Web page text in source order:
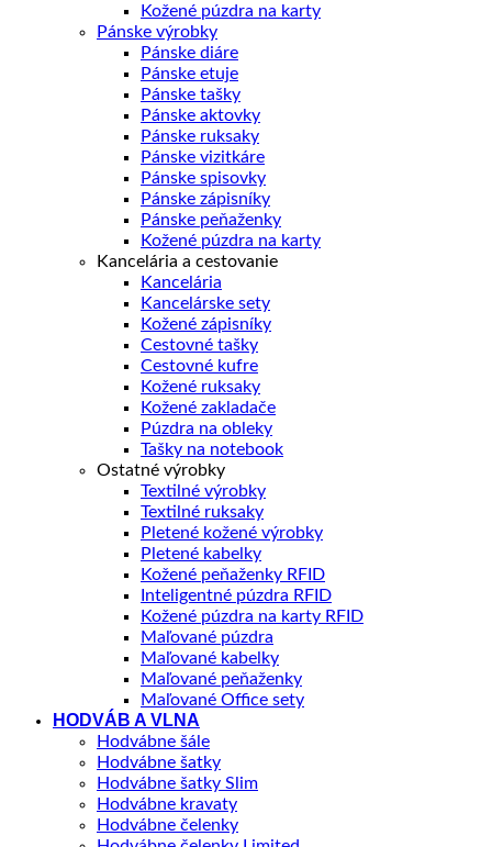
Kožené púzdra na karty
Pánske výrobky
Pánske diáre
Pánske etuje
Pánske tašky
Pánske aktovky
Pánske ruksaky
Pánske vizitkáre
Pánske spisovky
Pánske zápisníky
Pánske peňaženky
Kožené púzdra na karty
Kancelária a cestovanie
Kancelária
Kancelárske sety
Kožené zápisníky
Cestovné tašky
Cestovné kufre
Kožené ruksaky
Kožené zakladače
Púzdra na obleky
Tašky na notebook
Ostatné výrobky
Textilné výrobky
Textilné ruksaky
Pletené kožené výrobky
Pletené kabelky
Kožené peňaženky RFID
Inteligentné púzdra RFID
Kožené púzdra na karty RFID
Maľované púzdra
Maľované kabelky
Maľované peňaženky
Maľované Office sety
HODVÁB A VLNA
Hodvábne šále
Hodvábne šatky
Hodvábne šatky Slim
Hodvábne kravaty
Hodvábne čelenky